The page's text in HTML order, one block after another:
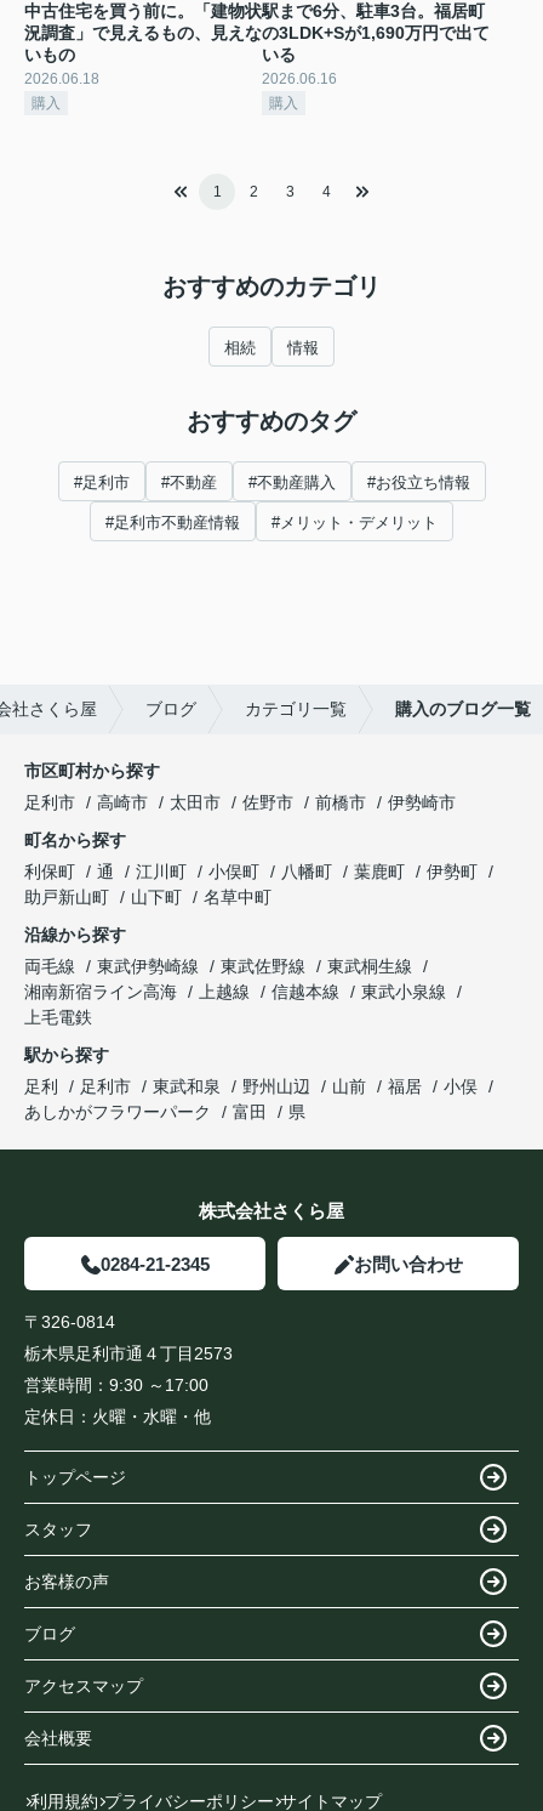
中古住宅を買う前に。「建物状
況調査」で見えるもの、見えな
いもの
2026.06.18
購入
駅まで6分、駐車3台。福居町
の3LDK+Sが1,690万円で出て
いる
2026.06.16
購入
1 2 3 4
おすすめのカテゴリ
相続 情報
おすすめのタグ
#足利市 #不動産 #不動産購入 #お役立ち情報
#足利市不動産情報 #メリット・デメリット
社さくら屋 ブログ カテゴリ一覧 購入のブログ一覧
市区町村から探す
足利市
高崎市 太田市 佐野市 前橋市
伊勢崎市
町名から探す
利保町
通 江川町 小俣町 八幡町 葉鹿町
伊勢町
助戸新山町
山下町
名草中町
沿線から探す
両毛線
東武伊勢崎線 東武佐野線
東武桐生線
湘南新宿ライン高海
上越線 信越本線
東武小泉線
上毛電鉄
駅から探す
足利
足利市 東武和泉 野州山辺 山前 福居
小俣
あしかがフラワーパーク
富田 県
株式会社さくら屋
0284-21-2345 お問い合わせ
〒326-0814
栃木県足利市通４丁目2573
営業時間： 9:30 ～17:00
定休日： 火曜・水曜・他
トップページ
スタッフ
お客様の声
ブログ
アクセスマップ
会社概要
利用規約 プライバシーポリシー サイトマップ